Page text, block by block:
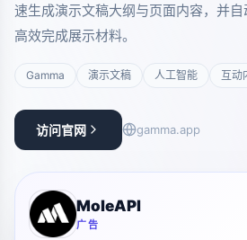
速生成演示文稿大纲与页面内容，并
高效完成展示材料。
Gamma 演示文稿 人工智能 互动
访问官网 gamma.app
MoleAPI
广告